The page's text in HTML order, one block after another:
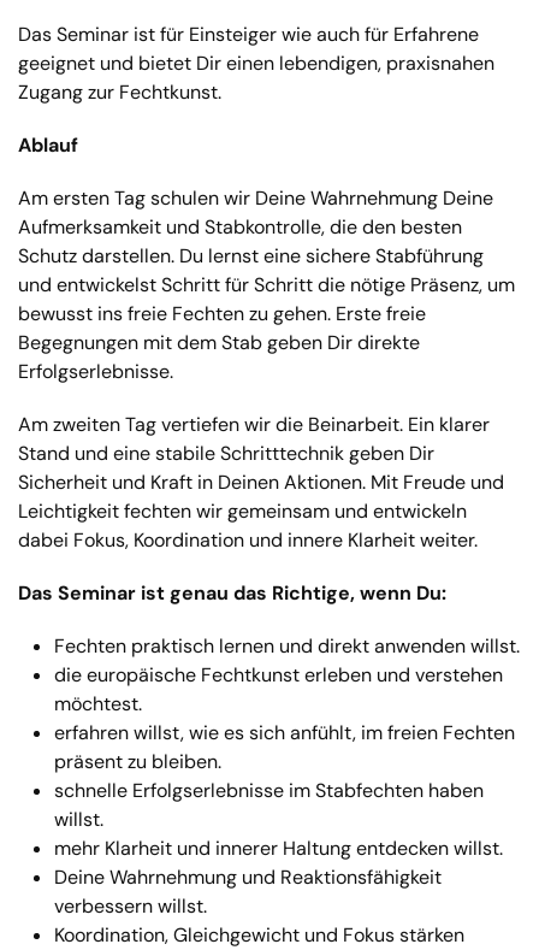
Das Seminar ist für Einsteiger wie auch für Erfahrene
geeignet und bietet Dir einen lebendigen, praxisnahen
Zugang zur Fechtkunst.
Ablauf
Am ersten Tag schulen wir Deine Wahrnehmung Deine
Aufmerksamkeit und Stabkontrolle, die den besten
Schutz darstellen. Du lernst eine sichere Stabführung
und entwickelst Schritt für Schritt die nötige Präsenz, um
bewusst ins freie Fechten zu gehen. Erste freie
Begegnungen mit dem Stab geben Dir direkte
Erfolgserlebnisse.
Am zweiten Tag vertiefen wir die Beinarbeit. Ein klarer
Stand und eine stabile Schritttechnik geben Dir
Sicherheit und Kraft in Deinen Aktionen. Mit Freude und
Leichtigkeit fechten wir gemeinsam und entwickeln
dabei Fokus, Koordination und innere Klarheit weiter.
Das Seminar ist genau das Richtige, wenn Du:
Fechten praktisch lernen und direkt anwenden willst.
die europäische Fechtkunst erleben und verstehen
möchtest.
erfahren willst, wie es sich anfühlt, im freien Fechten
präsent zu bleiben.
schnelle Erfolgserlebnisse im Stabfechten haben
willst.
mehr Klarheit und innerer Haltung entdecken willst.
Deine Wahrnehmung und Reaktionsfähigkeit
verbessern willst.
Koordination, Gleichgewicht und Fokus stärken